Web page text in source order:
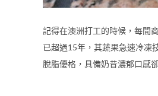
記得在澳洲打工的時候，每間
已超過15年，其蔬果急速冷凍
脫脂優格，具備奶昔濃郁口感